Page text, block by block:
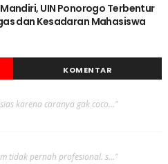
UIN Ponorogo Terbentur
dan Kesadaran Mahasiswa
KOMENTAR
karena caranya gak coco..."
tidak pernah profesional. s..."